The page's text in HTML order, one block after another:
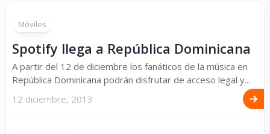
Móviles
Spotify llega a República Dominicana
A partir del 12 de diciembre los fanáticos de la música en
República Dominicana podrán disfrutar de acceso legal y...
12 diciembre, 2013